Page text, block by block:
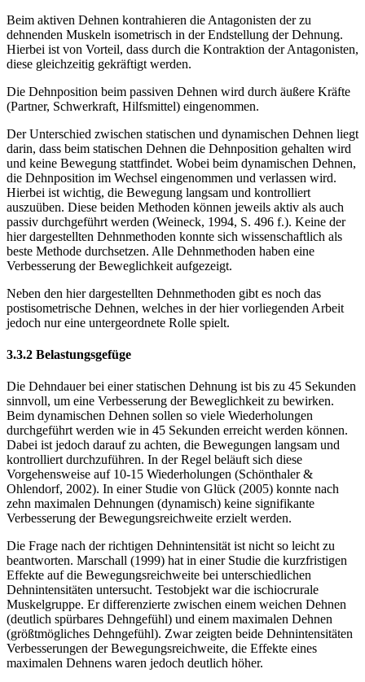
Beim aktiven Dehnen kontrahieren die Antagonisten der zu
dehnenden Muskeln isometrisch in der Endstellung der Dehnung.
Hierbei ist von Vorteil, dass durch die Kontraktion der Antagonisten,
diese gleichzeitig gekräftigt werden.
Die Dehnposition beim passiven Dehnen wird durch äußere Kräfte
(Partner, Schwerkraft, Hilfsmittel) eingenommen.
Der Unterschied zwischen statischen und dynamischen Dehnen liegt
darin, dass beim statischen Dehnen die Dehnposition gehalten wird
und keine Bewegung stattfindet. Wobei beim dynamischen Dehnen,
die Dehnposition im Wechsel eingenommen und verlassen wird.
Hierbei ist wichtig, die Bewegung langsam und kontrolliert
auszuüben. Diese beiden Methoden können jeweils aktiv als auch
passiv durchgeführt werden (Weineck, 1994, S. 496 f.). Keine der
hier dargestellten Dehnmethoden konnte sich wissenschaftlich als
beste Methode durchsetzen. Alle Dehnmethoden haben eine
Verbesserung der Beweglichkeit aufgezeigt.
Neben den hier dargestellten Dehnmethoden gibt es noch das
postisometrische Dehnen, welches in der hier vorliegenden Arbeit
jedoch nur eine untergeordnete Rolle spielt.
3.3.2 Belastungsgefüge
Die Dehndauer bei einer statischen Dehnung ist bis zu 45 Sekunden
sinnvoll, um eine Verbesserung der Beweglichkeit zu bewirken.
Beim dynamischen Dehnen sollen so viele Wiederholungen
durchgeführt werden wie in 45 Sekunden erreicht werden können.
Dabei ist jedoch darauf zu achten, die Bewegungen langsam und
kontrolliert durchzuführen. In der Regel beläuft sich diese
Vorgehensweise auf 10-15 Wiederholungen (Schönthaler &
Ohlendorf, 2002). In einer Studie von Glück (2005) konnte nach
zehn maximalen Dehnungen (dynamisch) keine signifikante
Verbesserung der Bewegungsreichweite erzielt werden.
Die Frage nach der richtigen Dehnintensität ist nicht so leicht zu
beantworten. Marschall (1999) hat in einer Studie die kurzfristigen
Effekte auf die Bewegungsreichweite bei unterschiedlichen
Dehnintensitäten untersucht. Testobjekt war die ischiocrurale
Muskelgruppe. Er differenzierte zwischen einem weichen Dehnen
(deutlich spürbares Dehngefühl) und einem maximalen Dehnen
(größtmögliches Dehngefühl). Zwar zeigten beide Dehnintensitäten
Verbesserungen der Bewegungsreichweite, die Effekte eines
maximalen Dehnens waren jedoch deutlich höher.